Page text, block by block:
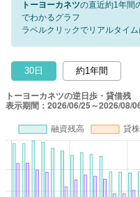
トーヨーカネツの直近約1年間
でわかるグラフ
ラベルクリックでリアルタイ
30日 約1年間